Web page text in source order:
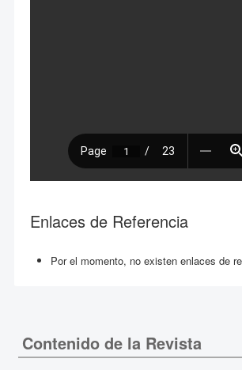
Enlaces de Referencia
Por el momento, no existen enlaces de
Contenido de la Revista